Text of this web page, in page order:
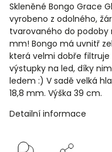
Skleněné Bongo Grace
vyrobeno z odolného,
tvarovaného do
mm! Bongo má uvnitř
která velmi dobře
výstupky na led, díky
ledem :) V sadě velká
18,8 mm. Výška 39 cm.
Detailní informace